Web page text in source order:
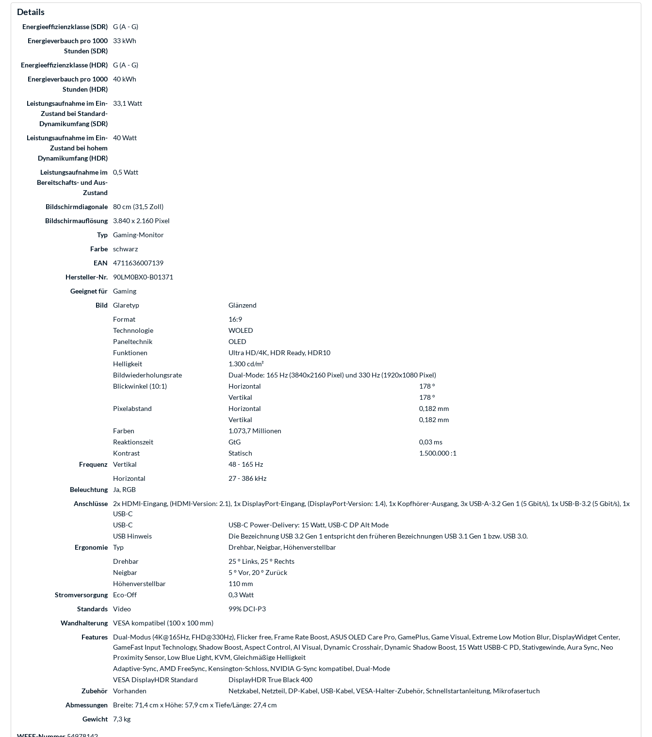
Details
Energieeffizienzklasse (SDR)
G (A - G)
Energieverbauch pro 1000
Stunden (SDR)
33 kWh
Energieeffizienzklasse (HDR)
G (A - G)
Energieverbauch pro 1000
Stunden (HDR)
40 kWh
Leistungsaufnahme im Ein-
Zustand bei Standard-
Dynamikumfang (SDR)
33,1 Watt
Leistungsaufnahme im Ein-
Zustand bei hohem
Dynamikumfang (HDR)
40 Watt
Leistungsaufnahme im
Bereitschafts- und Aus-
Zustand
0,5 Watt
Bildschirmdiagonale
80 cm (31,5 Zoll)
Bildschirmauflösung
3.840 x 2.160 Pixel
Typ
Gaming-Monitor
Farbe
schwarz
EAN
4711636007139
Hersteller-Nr.
90LM0BX0-B01371
Geeignet für
Gaming
Bild
Glaretyp
Glänzend
Format
16:9
Technnologie
WOLED
Paneltechnik
OLED
Funktionen
Ultra HD/4K, HDR Ready, HDR10
Helligkeit
1.300 cd/m²
Bildwiederholungsrate
Dual-Mode: 165 Hz (3840x2160 Pixel) und 330 Hz (1920x1080 Pixel)
Blickwinkel (10:1)
Horizontal
178 °
Vertikal
178 °
Pixelabstand
Horizontal
0,182 mm
Vertikal
0,182 mm
Farben
1.073,7 Millionen
Reaktionszeit
GtG
0,03 ms
Kontrast
Statisch
1.500.000 :1
Frequenz
Vertikal
48 - 165 Hz
Horizontal
27 - 386 kHz
Beleuchtung
Ja, RGB
Anschlüsse
2x HDMI-Eingang, (HDMI-Version: 2.1), 1x DisplayPort-Eingang, (DisplayPort-Version: 1.4), 1x Kopfhörer-Ausgang, 3x USB-A-3.2 Gen 1 (5 Gbit/s), 1x USB-B-3.2 (5 Gbit/s), 1x
USB-C
USB-C
USB-C Power-Delivery: 15 Watt, USB-C DP Alt Mode
USB Hinweis
Die Bezeichnung USB 3.2 Gen 1 entspricht den früheren Bezeichnungen USB 3.1 Gen 1 bzw. USB 3.0.
Ergonomie
Typ
Drehbar, Neigbar, Höhenverstellbar
Drehbar
25 ° Links, 25 ° Rechts
Neigbar
5 ° Vor, 20 ° Zurück
Höhenverstellbar
110 mm
Stromversorgung
Eco-Off
0,3 Watt
Standards
Video
99% DCI-P3
Wandhalterung
VESA kompatibel (100 x 100 mm)
Features
Dual-Modus (4K@165Hz, FHD@330Hz), Flicker free, Frame Rate Boost, ASUS OLED Care Pro, GamePlus, Game Visual, Extreme Low Motion Blur, DisplayWidget Center,
GameFast Input Technology, Shadow Boost, Aspect Control, AI Visual, Dynamic Crosshair, Dynamic Shadow Boost, 15 Watt USBB-C PD, Stativgewinde, Aura Sync, Neo
Proximity Sensor, Low Blue Light, KVM, Gleichmäßige Helligkeit
Adaptive-Sync, AMD FreeSync, Kensington-Schloss, NVIDIA G-Sync kompatibel, Dual-Mode
VESA DisplayHDR Standard
DisplayHDR True Black 400
Zubehör
Vorhanden
Netzkabel, Netzteil, DP-Kabel, USB-Kabel, VESA-Halter-Zubehör, Schnellstartanleitung, Mikrofasertuch
Abmessungen
Breite: 71,4 cm x Höhe: 57,9 cm x Tiefe/Länge: 27,4 cm
Gewicht
7,3 kg